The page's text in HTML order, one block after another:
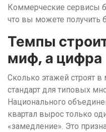
Коммерческие сервисы
что вы можете получить
Темпы
миф, а цифра
Сколько этажей строят
стандарт для типовых
Национального
квартал вырос только
«замедление». Это